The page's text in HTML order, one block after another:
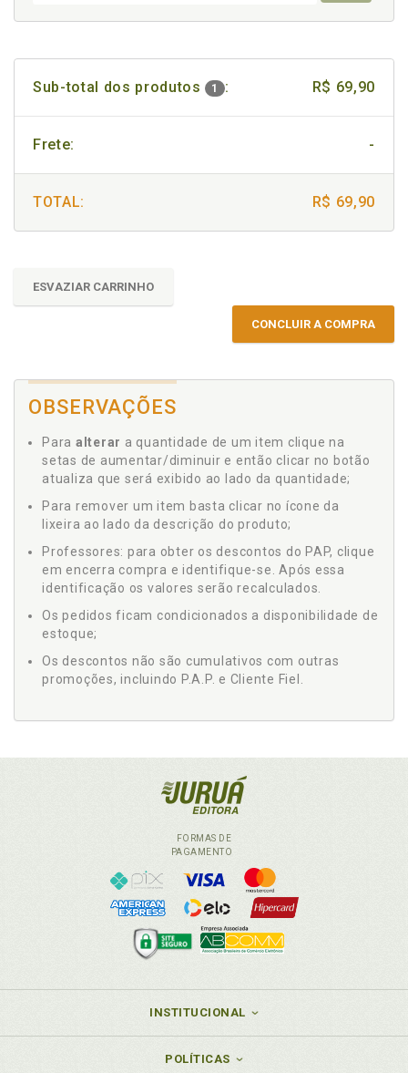
Sub-total dos produtos 1 : R$ 69,90
Frete: -
TOTAL: R$ 69,90
ESVAZIAR CARRINHO
CONCLUIR A COMPRA
OBSERVAÇÕES
Para alterar a quantidade de um item clique na
setas de aumentar/diminuir e então clicar no botão
atualiza que será exibido ao lado da quantidade;
Para remover um item basta clicar no ícone da
lixeira ao lado da descrição do produto;
Professores: para obter os descontos do PAP, clique
em encerra compra e identifique-se. Após essa
identificação os valores serão recalculados.
Os pedidos ficam condicionados a disponibilidade de
estoque;
Os descontos não são cumulativos com outras
promoções, incluindo P.A.P. e Cliente Fiel.
FORMAS DE
PAGAMENTO
INSTITUCIONAL
POLÍTICAS